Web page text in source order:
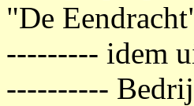
"De
--------- idem
----------